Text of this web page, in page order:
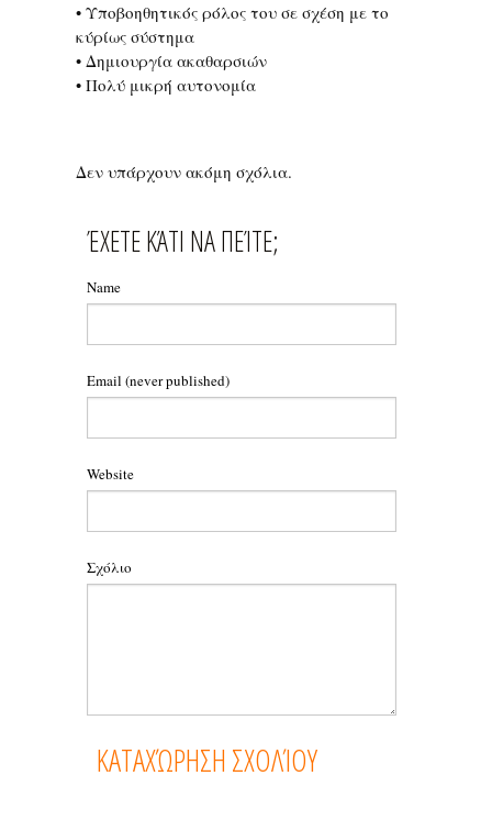
• Υποβοηθητικός ρόλος του σε σχέση με το
κύρίως σύστημα
• Δημιουργία ακαθαρσιών
• Πολύ μικρή αυτονομία
Δεν υπάρχουν ακόμη σχόλια.
ΈΧΕΤΕ ΚΆΤΙ ΝΑ ΠΕΊΤΕ;
Name
Email (never published)
Website
Σχόλιο